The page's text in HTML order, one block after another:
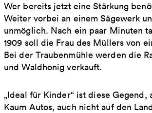
Wer bereits jetzt eine Stärkung
Weiter vorbei an einem Sägewerk
unmöglich. Nach ein paar Minuten
1909 soll die Frau des Müllers von
Bei der Traubenmühle werden die
und Waldhonig verkauft.
„Ideal für Kinder“ ist diese
Kaum Autos, auch nicht auf den